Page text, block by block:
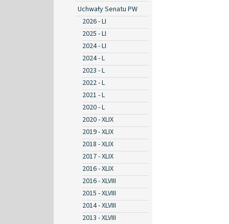
Uchwały Senatu PW
2026 - LI
2025 - LI
2024 - LI
2024 - L
2023 - L
2022 - L
2021 - L
2020 - L
2020 - XLIX
2019 - XLIX
2018 - XLIX
2017 - XLIX
2016 - XLIX
2016 - XLVIII
2015 - XLVIII
2014 - XLVIII
2013 - XLVIII